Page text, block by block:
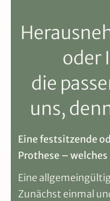
oder
die
uns,
Eine festsitzende
Prothese –
Eine
Zunächst einmal